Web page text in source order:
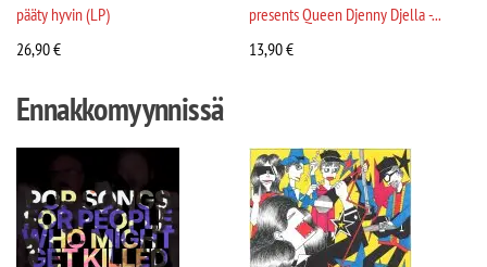
pääty hyvin (LP)
26,90€
presents Queen Djenny Djella -...
13,90€
Ennakkomyynnissä